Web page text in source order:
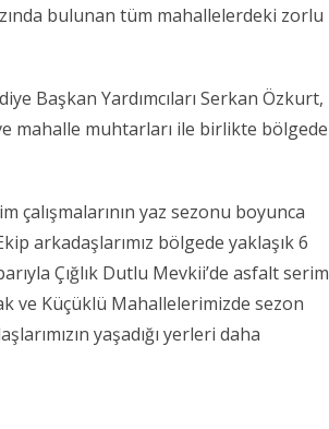
bulunan tüm mahallelerdeki zorlu
Başkan Yardımcıları Serkan Özkurt,
mahalle muhtarları ile birlikte bölgede
çalışmalarının yaz sezonu boyunca
arkadaşlarımız bölgede yaklaşık 6
Çığlık Dutlu Mevkii’de asfalt serim
ve Küçüklü Mahallelerimizde sezon
yaşadığı yerleri daha